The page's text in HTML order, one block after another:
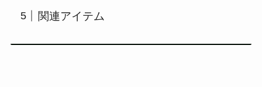
関連アイテム